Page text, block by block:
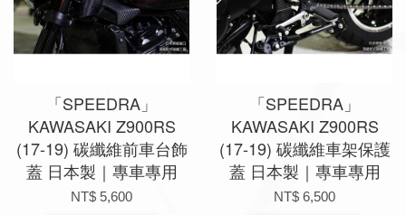
「SPEEDRA」
KAWASAKI Z900RS
(17-19) 碳纖維前車台飾
蓋 日本製｜專車專用
NT$ 5,600
「SPEEDRA」
KAWASAKI Z900RS
(17-19) 碳纖維車架保護
蓋 日本製｜專車專用
NT$ 6,500